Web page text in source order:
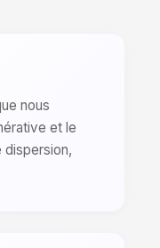
nous
et le
dispersion,